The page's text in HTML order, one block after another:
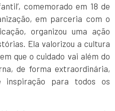
comemorado em 18 de
em parceria com o
organizou uma ação
Ela valorizou a cultura
que o cuidado vai além do
de forma extraordinária,
para todos os